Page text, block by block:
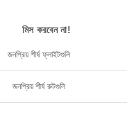
মিস করবেন না!
জনপ্রিয় শীর্ষ ফ্লাইটগুলি
জনপ্রিয় শীর্ষ রুটগুলি